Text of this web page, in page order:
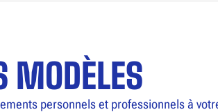
MODÈLES
personnels et professionnels à